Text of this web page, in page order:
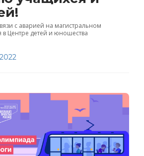
с аварией на магистральном
в Центре детей и юношества